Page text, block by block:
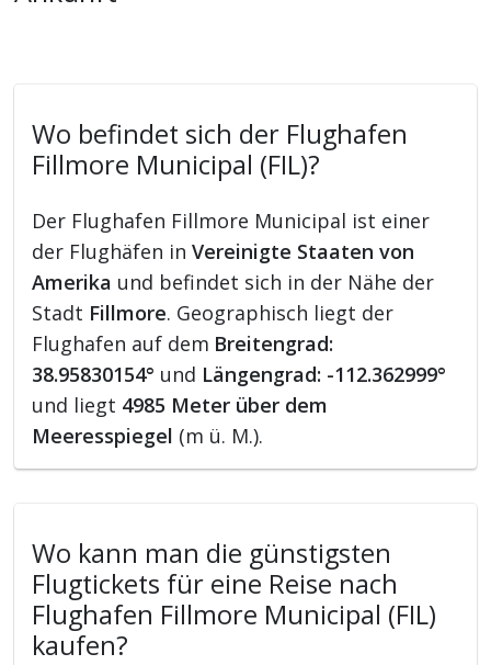
Wo befindet sich der Flughafen
Fillmore Municipal (FIL)?
Der Flughafen Fillmore Municipal ist einer
der Flughäfen inVereinigte Staaten von
Amerika und befindet sich in der Nähe der
Stadt Fillmore. Geographisch liegt der
Flughafen auf dem Breitengrad:
38.95830154° und Längengrad: -112.362999°
und liegt 4985 Meter über dem
Meeresspiegel (m ü. M.).
Wo kann man die günstigsten
Flugtickets für eine Reise nach
Flughafen Fillmore Municipal (FIL)
kaufen?